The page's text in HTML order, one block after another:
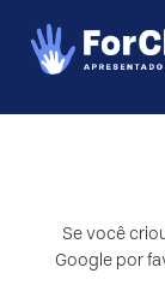
Se você
Google por